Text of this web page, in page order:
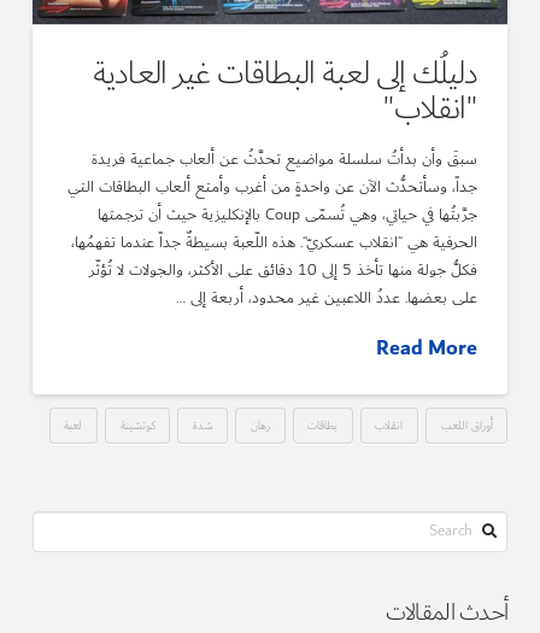
دليلُك إلى لعبة البطاقات غير العادية
"انقلاب"
سبقَ وأن بدأتُ سلسلة مواضيع تحدَّثُ عن ألعاب جماعية فريدة
جداً، وسأتحدُّث الآن عن واحدةٍ من أغرب وأمتع ألعاب البطاقات التي
جرَّبتُها في حياتي، وهي تُسمّى Coup بالإنكليزية حيث أن ترجمتها
الحرفية هي “انقلاب عسكريّ“. هذه اللّعبة بسيطةٌ جداً عندما تفهمُها،
فكلُّ جولة منها تأخذ 5 إلى 10 دقائق على الأكثر، والجولات لا تُؤثّر
على بعضها. عددُ اللاعبين غير محدود، أربعة إلى …
Read More
أوراق اللعب انقلاب بطاقات رهان شدة كوتشينة لعبة
Search
أحدث المقالات